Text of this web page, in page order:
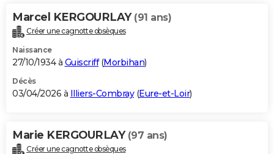
Alimentation
Guide de la santé
Maladies
Médicaments
Sommeil
VOYAGE
Destinations
City break
Voyage nature
Voyage de noces
Forum
Climat
+PHOTO
GUIDES D'ACHAT
BONS PLANS
Carte de Noël
Carte Bonne année
Carte Saint-Valentin
Carte Pâques
Carte d'anniversaire
DICTIONNAIRE
Marcel KERGOURLAY (91 ans)
Créer une cagnotte obsèques
Naissance
27/10/1934 à Guiscriff(Morbihan)
Décès
03/04/2026 à Illiers-Combray(Eure-et-Loir)
Marie KERGOURLAY (97 ans)
Créer une cagnotte obsèques